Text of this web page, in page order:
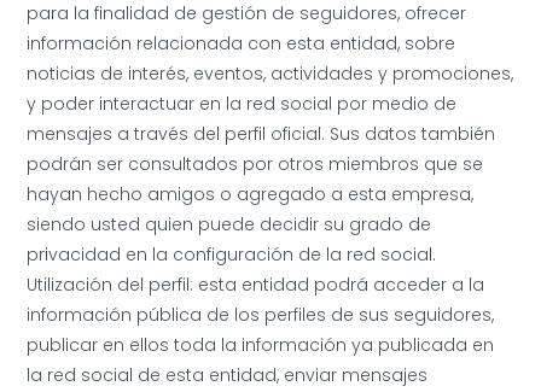
para la finalidad de gestión de seguidores, ofrecer
información relacionada con esta entidad, sobre
noticias de interés, eventos, actividades y promociones,
y poder interactuar en la red social por medio de
mensajes a través del perfil oficial. Sus datos también
podrán ser consultados por otros miembros que se
hayan hecho amigos o agregado a esta empresa,
siendo usted quien puede decidir su grado de
privacidad en la configuración de la red social.
Utilización del perfil: esta entidad podrá acceder a la
información pública de los perfiles de sus seguidores,
publicar en ellos toda la información ya publicada en
la red social de esta entidad, enviar mensajes